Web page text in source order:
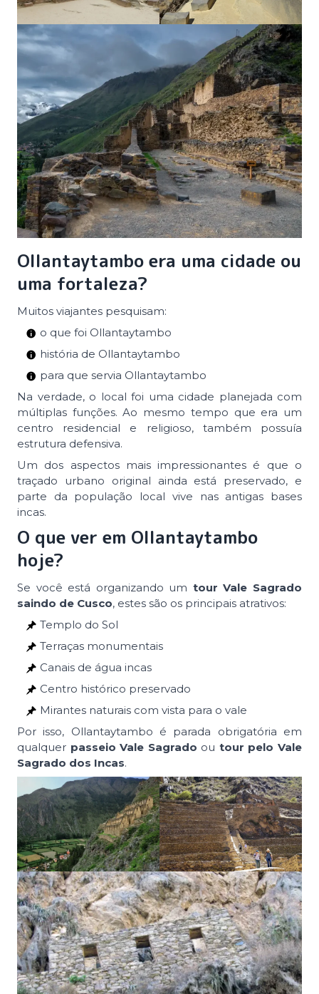
Ollantaytambo era uma cidade ou
uma fortaleza?
Muitos viajantes pesquisam:
o que foi Ollantaytambo
história de Ollantaytambo
para que servia Ollantaytambo
Na verdade, o local foi uma cidade planejada com
múltiplas funções. Ao mesmo tempo que era um
centro residencial e religioso, também possuía
estrutura defensiva.
Um dos aspectos mais impressionantes é que o
traçado urbano original ainda está preservado, e
parte da população local vive nas antigas bases
incas.
O que ver em Ollantaytambo
hoje?
Se você está organizando um tour Vale Sagrado
saindo de Cusco, estes são os principais atrativos:
Templo do Sol
Terraças monumentais
Canais de água incas
Centro histórico preservado
Mirantes naturais com vista para o vale
Por isso, Ollantaytambo é parada obrigatória em
qualquer passeio Vale Sagrado ou tour pelo Vale
Sagrado dos Incas.